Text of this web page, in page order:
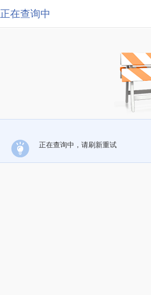
正在查询中
正在查询中，请刷新重试